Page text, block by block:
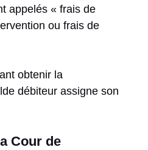
appelés « frais de
ou frais de
obtenir la
débiteur assigne son
Cour de